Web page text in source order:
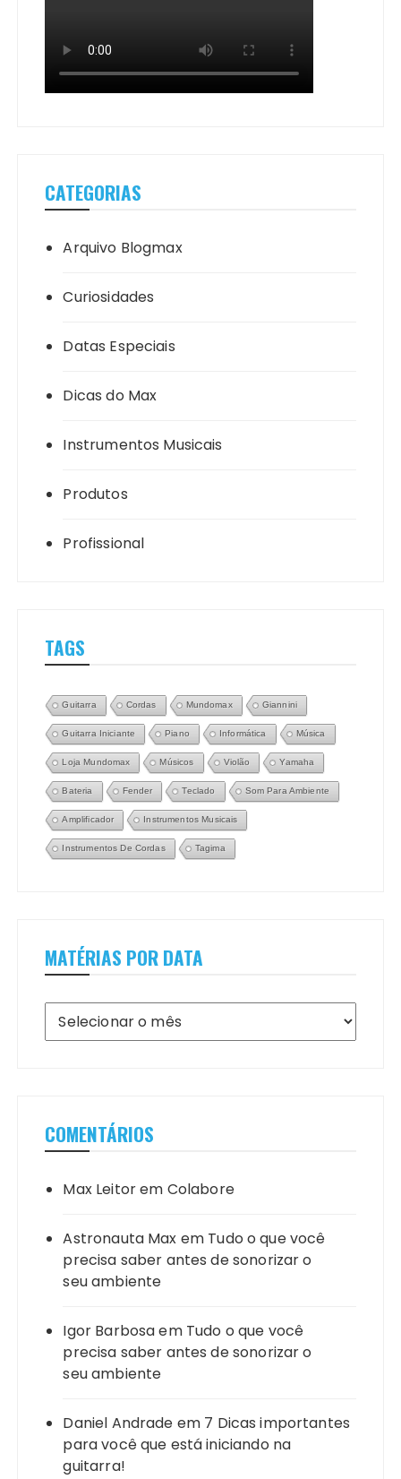
CATEGORIAS
Arquivo Blogmax
Curiosidades
Datas Especiais
Dicas do Max
Instrumentos Musicais
Produtos
Profissional
TAGS
Guitarra Cordas Mundomax Giannini
Guitarra Iniciante Piano Informática Música
Loja Mundomax Músicos Violão Yamaha
Bateria Fender Teclado Som Para Ambiente
Amplificador Instrumentos Musicais
Instrumentos De Cordas Tagima
MATÉRIAS POR DATA
Matérias
por
COMENTÁRIOS
Max Leitorem Colabore
Astronauta Max em Tudo o que você
precisa saber antes de sonorizar o
seu ambiente
Igor Barbosaem Tudo o que você
precisa saber antes de sonorizar o
seu ambiente
Daniel Andrade em 7 Dicas importantes
para você que está iniciando na
guitarra!